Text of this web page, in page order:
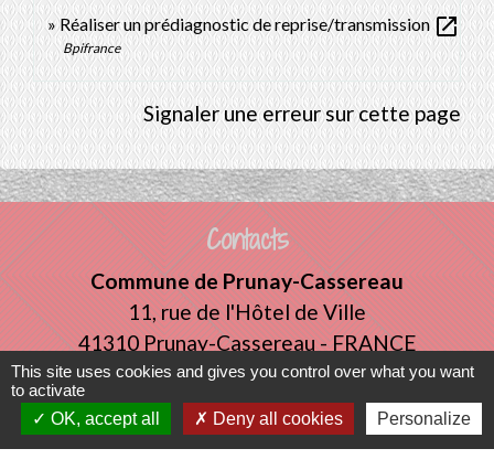
Réaliser un prédiagnostic de reprise/transmission open_in_new
Bpifrance
Signaler une erreur sur cette page
Contacts
Commune de Prunay-Cassereau
11, rue de l'Hôtel de Ville
41310 Prunay-Cassereau - FRANCE
+33 2 54 80 32 81
Liens intercommunalité
This site uses cookies and gives you control over what you want
to activate
OK, accept all
Deny all cookies Personalize